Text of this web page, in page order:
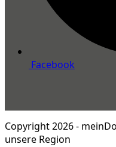
Facebook
Copyright 2026 -
unsere Region